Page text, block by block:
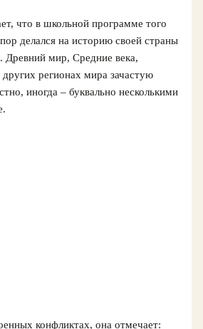
что в школьной программе того
делался на историю своей страны
мир, Средние века,
регионах мира зачастую
иногда – буквально несколькими
конфликтах, она отмечает: